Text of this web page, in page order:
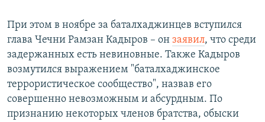
При этом в ноябре за баталхаджинцев вступился
глава Чечни Рамзан Кадыров – он заявил, что среди
задержанных есть невиновные. Также Кадыров
возмутился выражением "баталхаджинское
террористическое сообщество", назвав его
совершенно невозможным и абсурдным. По
признанию некоторых членов братства, обыски